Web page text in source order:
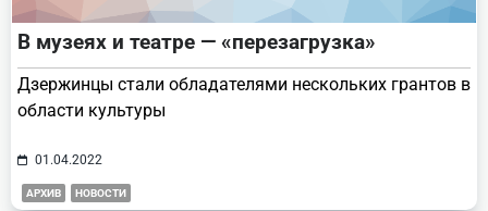
В музеях и театре — «перезагрузка»
Дзержинцы стали обладателями нескольких грантов в
области культуры
01.04.2022
АРХИВ НОВОСТИ